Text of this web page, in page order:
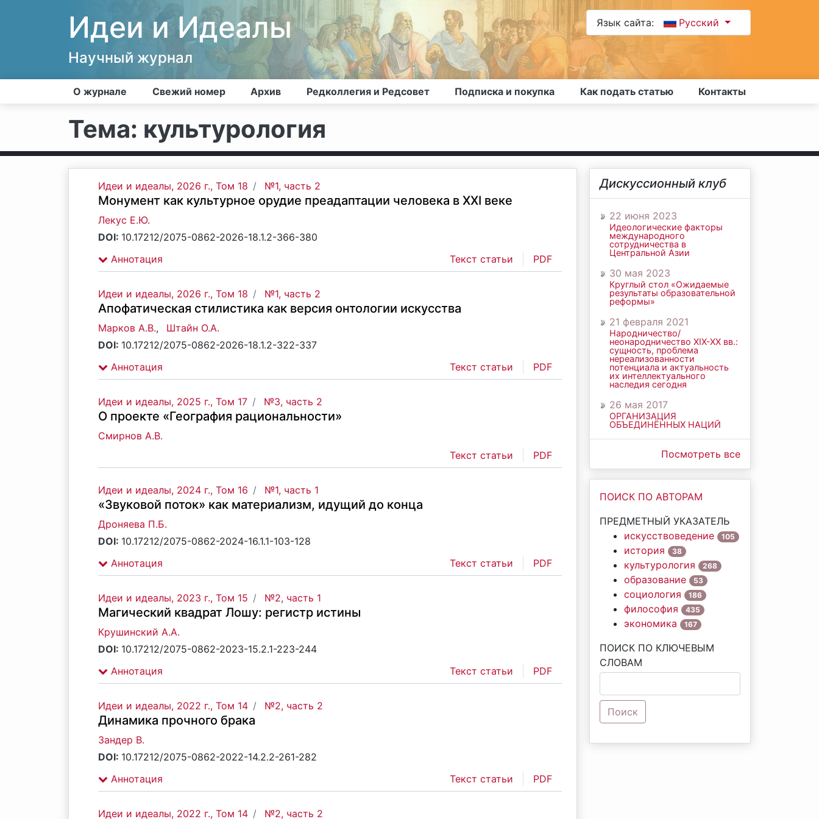
Идеи и Идеалы
Научный журнал
Язык сайта: Русский
О журнале Свежий номер Архив Редколлегия и Редсовет Подписка и покупка Как подать статью Контакты
Тема: культурология
Идеи и идеалы, 2026 г., Том 18 №1, часть 2
Монумент как культурное орудие преадаптации человека в XXI веке
Лекус Е.Ю.
DOI: 10.17212/2075-0862-2026-18.1.2-366-380
Аннотация
Текст статьи PDF
Идеи и идеалы, 2026 г., Том 18 №1, часть 2
Апофатическая стилистика как версия онтологии искусства
Марков А.В.,
Штайн О.А.
DOI: 10.17212/2075-0862-2026-18.1.2-322-337
Аннотация
Текст статьи PDF
Идеи и идеалы, 2025 г., Том 17 №3, часть 2
О проекте «География рациональности»
Смирнов А.В.
Текст статьи
PDF
Идеи и идеалы, 2024 г., Том 16 №1, часть 1
«Звуковой поток» как материализм, идущий до конца
Дроняева П.Б.
DOI: 10.17212/2075-0862-2024-16.1.1-103-128
Аннотация
Текст статьи PDF
Идеи и идеалы, 2023 г., Том 15 №2, часть 1
Магический квадрат Лошу: регистр истины
Крушинский А.А.
DOI: 10.17212/2075-0862-2023-15.2.1-223-244
Аннотация
Текст статьи PDF
Идеи и идеалы, 2022 г., Том 14 №2, часть 2
Динамика прочного брака
Зандер В.
DOI: 10.17212/2075-0862-2022-14.2.2-261-282
Аннотация
Текст статьи PDF
Идеи и идеалы, 2022 г., Том 14 №2, часть 2
Дискуссионный клуб
22 июня 2023
Идеологические факторы
международного
сотрудничества в
Центральной Азии
30 мая 2023
Круглый стол «Ожидаемые
результаты образовательной
реформы»
21 февраля 2021
Народничество/
неонародничество ХIХ-ХХ вв.:
сущность, проблема
нереализованности
потенциала и актуальность
их интеллектуального
наследия сегодня
26 мая 2017
ОРГАНИЗАЦИЯ
ОБЪЕДИНЁННЫХ НАЦИЙ
Посмотреть все
ПОИСК ПО АВТОРАМ
ПРЕДМЕТНЫЙ УКАЗАТЕЛЬ
искусствоведение
105
история 38
культурология 268
образование 53
социология 186
философия 435
экономика 167
ПОИСК ПО КЛЮЧЕВЫМ
СЛОВАМ
Поиск